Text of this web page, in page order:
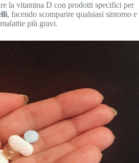
la vitamina D con prodotti specifici per
, facendo scomparire qualsiasi sintomo e
più gravi.